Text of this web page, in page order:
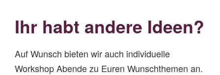
Ihr habt andere Ideen?
Auf Wunsch bieten wir auch individuelle
Workshop Abende zu Euren Wunschthemen an.